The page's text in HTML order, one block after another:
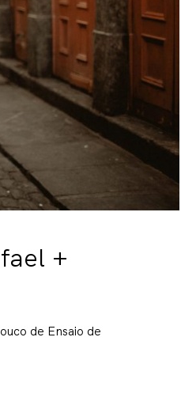
+
de Ensaio de